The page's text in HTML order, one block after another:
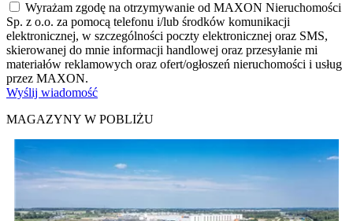
Wyrażam zgodę na otrzymywanie od MAXON Nieruchomości
Sp. z o.o. za pomocą telefonu i/lub środków komunikacji
elektronicznej, w szczególności poczty elektronicznej oraz SMS,
skierowanej do mnie informacji handlowej oraz przesyłanie mi
materiałów reklamowych oraz ofert/ogłoszeń nieruchomości i usług
przez MAXON.
Wyślij wiadomość
MAGAZYNY W POBLIŻU